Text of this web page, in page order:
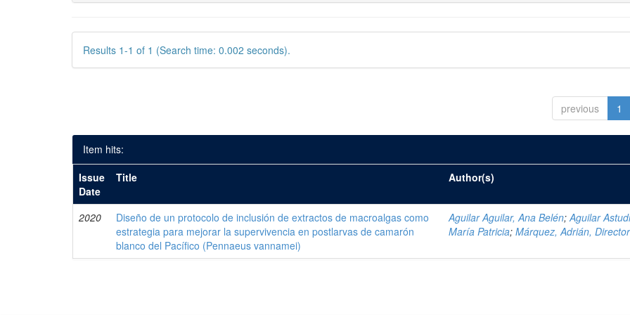
Results 1-1 of 1 (Search time: 0.002 seconds).
previous 1
Item hits:
Issue
Date
Title Author(s)
2020
Diseño de un protocolo de inclusión de extractos de macroalgas como
estrategia para mejorar la supervivencia en postlarvas de camarón
blanco del Pacífico (Pennaeus vannamei)
Aguilar Aguilar, Ana Belén;Aguilar
María Patricia;Márquez, Adrián, Director